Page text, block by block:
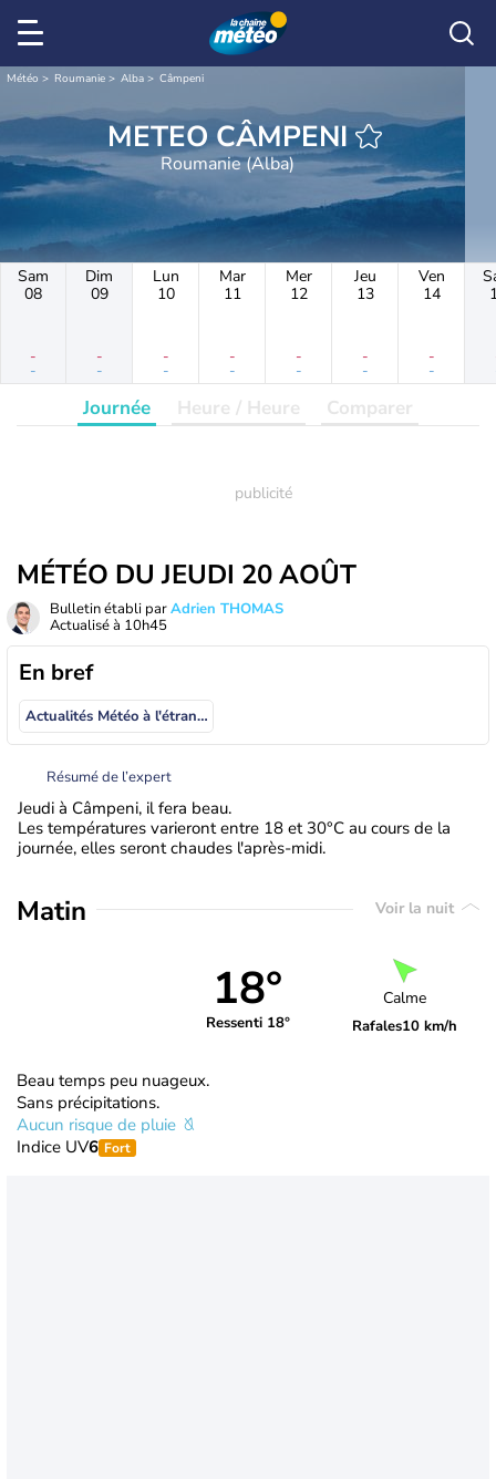
Météo Roumanie Alba Câmpeni
METEO CÂMPENI
Roumanie (Alba)
Sam
08
-
-
Dim
09
-
-
Lun
10
-
-
Mar
11
-
-
Mer
12
-
-
Jeu
13
-
-
Ven
14
-
-
Journée Heure / Heure Comparer
MÉTÉO DU JEUDI 20 AOÛT
Bulletin établi parAdrien THOMAS
Actualisé à 10h45
En bref
Actualités Météo à l'étranger
Résumé de l’expert
Jeudi à Câmpeni, il fera beau.
Les températures varieront entre 18 et 30°C au cours de la
journée, elles seront chaudes l'après-midi.
Matin Voir la nuit
18°
Ressenti 18°
Calme
Rafales10 km/h
Beau temps peu nuageux.
Sans précipitations.
Aucun risque de pluie
Indice UV6 Fort